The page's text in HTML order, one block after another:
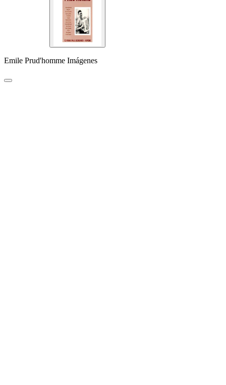
Emile Prud'homme Imágenes